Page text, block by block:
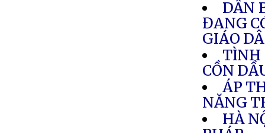
DÂN
ĐANG
GIÁO
TÌNH
CỒN
ÁP
NĂNG
HÀ